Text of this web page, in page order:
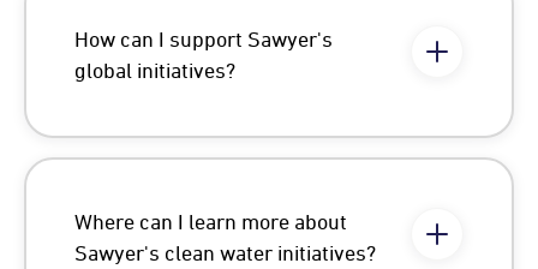
How can I support Sawyer's
global initiatives?
Where can I learn more about
Sawyer's clean water initiatives?